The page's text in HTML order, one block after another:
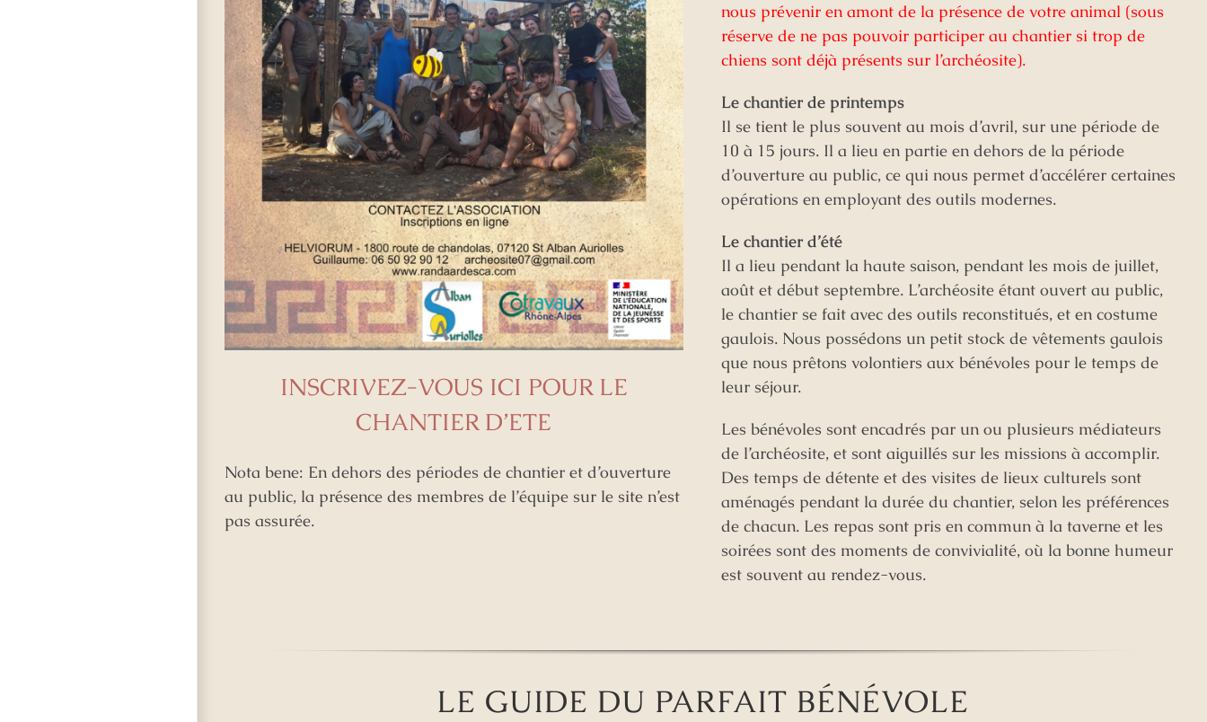
INSCRIVEZ-VOUS ICI POUR LE
CHANTIER D’ETE
Nota bene: En dehors des périodes de chantier et d’ouverture
au public, la présence des membres de l’équipe sur le site n’est
pas assurée.
nous prévenir en amont de la présence de votre animal (sous
réserve de ne pas pouvoir participer au chantier si trop de
chiens sont déjà présents sur l’archéosite).
Le chantier de printemps
Il se tient le plus souvent au mois d’avril, sur une période de
10 à 15 jours. Il a lieu en partie en dehors de la période
d’ouverture au public, ce qui nous permet d’accélérer certaines
opérations en employant des outils modernes.
Le chantier d’été
Il a lieu pendant la haute saison, pendant les mois de juillet,
août et début septembre. L’archéosite étant ouvert au public,
le chantier se fait avec des outils reconstitués, et en costume
gaulois. Nous possédons un petit stock de vêtements gaulois
que nous prêtons volontiers aux bénévoles pour le temps de
leur séjour.
Les bénévoles sont encadrés par un ou plusieurs médiateurs
de l’archéosite, et sont aiguillés sur les missions à accomplir.
Des temps de détente et des visites de lieux culturels sont
aménagés pendant la durée du chantier, selon les préférences
de chacun. Les repas sont pris en commun à la taverne et les
soirées sont des moments de convivialité, où la bonne humeur
est souvent au rendez-vous.
LE GUIDE DU PARFAIT BÉNÉVOLE